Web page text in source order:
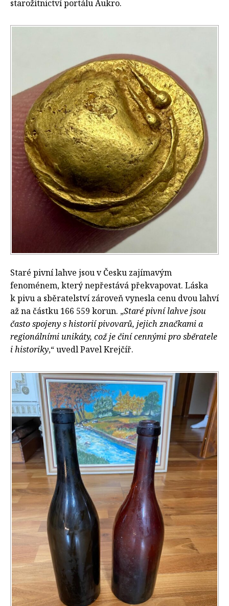
starožitnictví portálu Aukro.
Staré pivní lahve jsou v Česku zajímavým
fenoménem, který nepřestává překvapovat. Láska
k pivu a sběratelství zároveň vynesla cenu dvou lahví
až na částku 166 559 korun. „Staré pivní lahve jsou
často spojeny s historií pivovarů, jejich značkami a
regionálními unikáty, což je činí cennými pro sběratele
i historiky,“ uvedl Pavel Krejčíř.